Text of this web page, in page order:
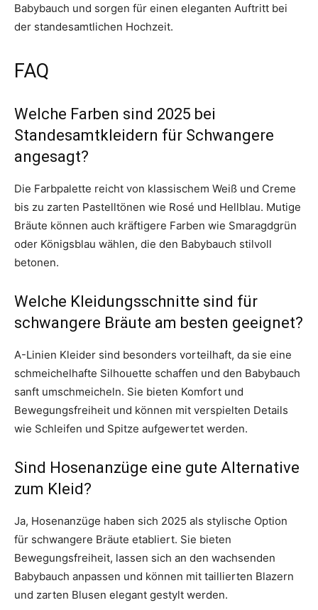
Babybauch und sorgen für einen eleganten Auftritt bei
der standesamtlichen Hochzeit.
FAQ
Welche Farben sind 2025 bei
Standesamtkleidern für Schwangere
angesagt?
Die Farbpalette reicht von klassischem Weiß und Creme
bis zu zarten Pastelltönen wie Rosé und Hellblau. Mutige
Bräute können auch kräftigere Farben wie Smaragdgrün
oder Königsblau wählen, die den Babybauch stilvoll
betonen.
Welche Kleidungsschnitte sind für
schwangere Bräute am besten geeignet?
A-Linien Kleider sind besonders vorteilhaft, da sie eine
schmeichelhafte Silhouette schaffen und den Babybauch
sanft umschmeicheln. Sie bieten Komfort und
Bewegungsfreiheit und können mit verspielten Details
wie Schleifen und Spitze aufgewertet werden.
Sind Hosenanzüge eine gute Alternative
zum Kleid?
Ja, Hosenanzüge haben sich 2025 als stylische Option
für schwangere Bräute etabliert. Sie bieten
Bewegungsfreiheit, lassen sich an den wachsenden
Babybauch anpassen und können mit taillierten Blazern
und zarten Blusen elegant gestylt werden.